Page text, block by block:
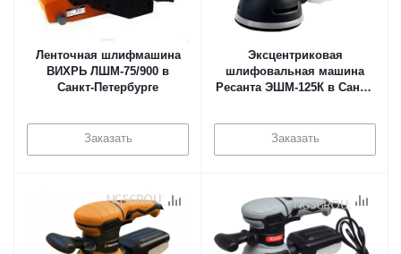
Ленточная шлифмашина
ВИХРЬ ЛШМ-75/900 в
Санкт-Петербурге
Заказать
Эксцентриковая
шлифовальная машина
Ресанта ЭШМ-125К в Санкт-
Заказать